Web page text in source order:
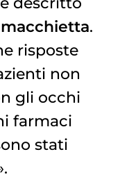
macchietta.
risposte
non
gli occhi
farmaci
stati